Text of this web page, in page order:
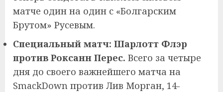
матче один на один с «Болгарским
Брутом» Русевым.
Специальный матч: Шарлотт Флэр
против Роксанн Перес. Всего за четыре
дня до своего важнейшего матча на
SmackDown против Лив Морган, 14-